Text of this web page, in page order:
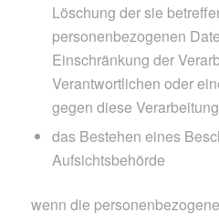
Löschung der sie
personenbezogenen
Einschränkung der
Verantwortlichen oder
gegen diese Verarbeitung
das Bestehen eines
Aufsichtsbehörde
wenn die